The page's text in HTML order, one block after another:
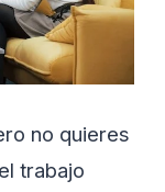
no quieres
trabajo